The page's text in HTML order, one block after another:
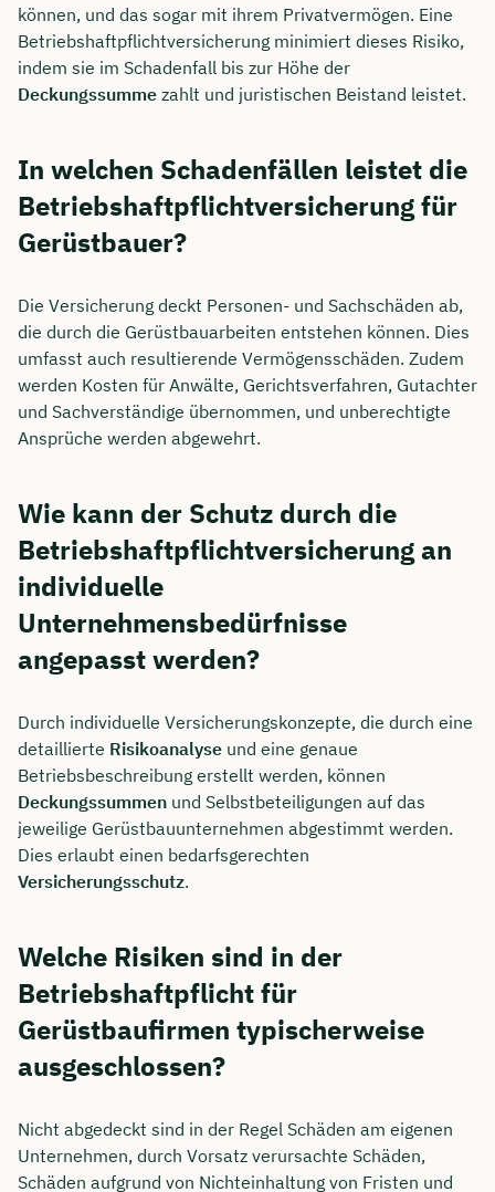
können, und das sogar mit ihrem Privatvermögen. Eine
Betriebshaftpflichtversicherung minimiert dieses Risiko,
indem sie im Schadenfall bis zur Höhe der
Deckungssumme zahlt und juristischen Beistand leistet.
In welchen Schadenfällen leistet die
Betriebshaftpflichtversicherung für
Gerüstbauer?
Die Versicherung deckt Personen- und Sachschäden ab,
die durch die Gerüstbauarbeiten entstehen können. Dies
umfasst auch resultierende Vermögensschäden. Zudem
werden Kosten für Anwälte, Gerichtsverfahren, Gutachter
und Sachverständige übernommen, und unberechtigte
Ansprüche werden abgewehrt.
Wie kann der Schutz durch die
Betriebshaftpflichtversicherung an
individuelle
Unternehmensbedürfnisse
angepasst werden?
Durch individuelle Versicherungskonzepte, die durch eine
detaillierte Risikoanalyse und eine genaue
Betriebsbeschreibung erstellt werden, können
Deckungssummen und Selbstbeteiligungen auf das
jeweilige Gerüstbauunternehmen abgestimmt werden.
Dies erlaubt einen bedarfsgerechten
Versicherungsschutz.
Welche Risiken sind in der
Betriebshaftpflicht für
Gerüstbaufirmen typischerweise
ausgeschlossen?
Nicht abgedeckt sind in der Regel Schäden am eigenen
Unternehmen, durch Vorsatz verursachte Schäden,
Schäden aufgrund von Nichteinhaltung von Fristen und